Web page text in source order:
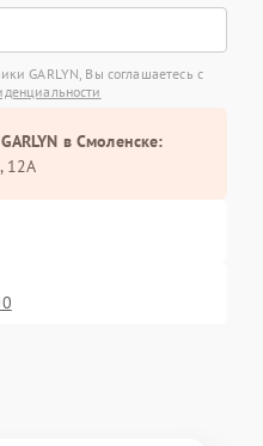
GARLYN, Вы соглашаетесь с
в Смоленске:
12А